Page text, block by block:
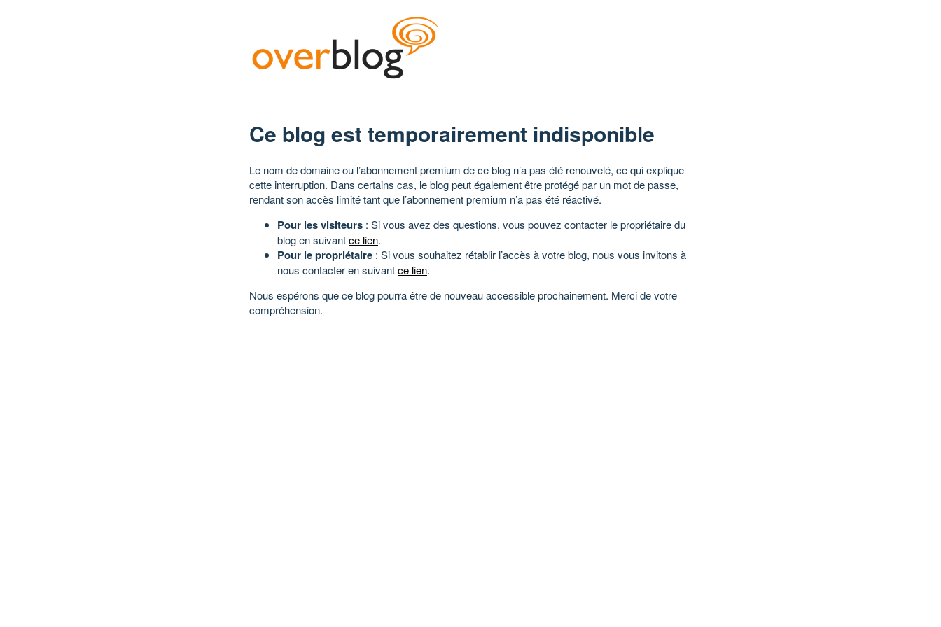
Ce blog est temporairement indisponible
Le nom de domaine ou l’abonnement premium de ce blog n’a pas été renouvelé, ce qui explique
cette interruption. Dans certains cas, le blog peut également être protégé par un mot de passe,
rendant son accès limité tant que l’abonnement premium n’a pas été réactivé.
Pour les visiteurs : Si vous avez des questions, vous pouvez contacter le propriétaire du
blog en suivantce lien.
Pour le propriétaire : Si vous souhaitez rétablir l’accès à votre blog, nous vous invitons à
nous contacter en suivantce lien.
Nous espérons que ce blog pourra être de nouveau accessible prochainement. Merci de votre
compréhension.